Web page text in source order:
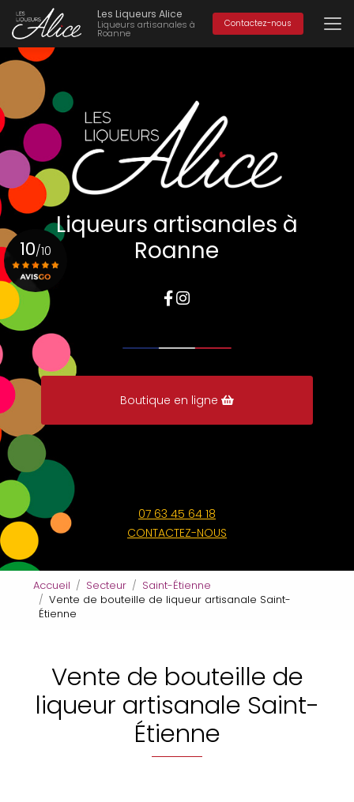
Aller
contenu
principal
Les Liqueurs Alice
Liqueurs artisanales à
Roanne
Contactez-nous
Liqueurs artisanales à
Roanne
Boutique en ligne
07 63 45 64 18
CONTACTEZ-NOUS
10/10
Voir le certificat
Accueil Secteur
Saint-Étienne
Vente de bouteille de liqueur artisanale Saint-
Étienne
Vente de bouteille de
liqueur artisanale Saint-
Étienne